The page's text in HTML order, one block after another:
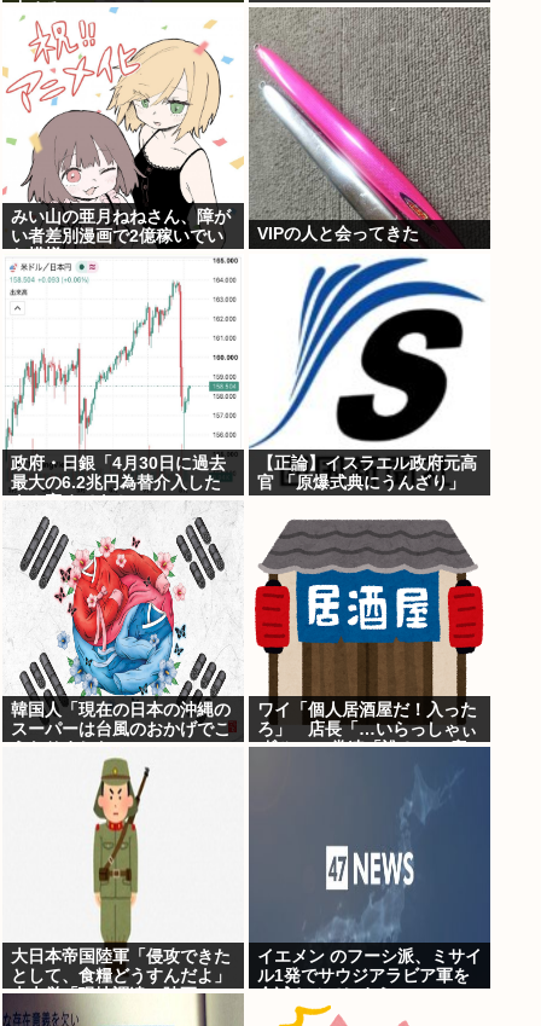
みい山の亜月ねねさん、障が
い者差別漫画で2億稼いでい
VIPの人と会ってきた
政府・日銀「4月30日に過去
最大の6.2兆円為替介入した
よ！褒めてよ！」
【正論】イスラエル政府元高
官 「原爆式典にうんざり」
韓国人「現在の日本の沖縄の
スーパーは台風のおかげでこ
ワイ「個人居酒屋だ！入った
ろ」 店長「…いらっしゃぃ
(ﾎﾞｿｯ」 常連「誰？」 店
大日本帝国陸軍「侵攻できた
として、食糧どうすんだよ」
大本営「現地調達」陸軍
「え？」
イエメン のフーシ派、ミサイ
ル1発でサウジアラビア軍を